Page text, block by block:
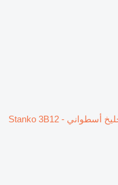
ماكينة تجليخ أسطواني Stanko 3B12 -